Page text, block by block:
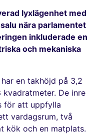
lyxlägenhet med
nära parlamentet
inkluderade en
och mekaniska
en takhöjd på 3,2
De inre
för att uppfylla
vardagsrum, två
kök och en matplats.